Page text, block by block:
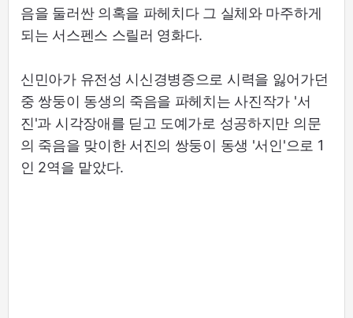
음을 둘러싼 의혹을 파헤치다 그 실체와 마주하게
되는 서스펜스 스릴러 영화다.
신민아가 유전성 시신경병증으로 시력을 잃어가던
중 쌍둥이 동생의 죽음을 파헤치는 사진작가 '서
진'과 시각장애를 딛고 도예가로 성공하지만 의문
의 죽음을 맞이한 서진의 쌍둥이 동생 '서인'으로 1
인 2역을 맡았다.